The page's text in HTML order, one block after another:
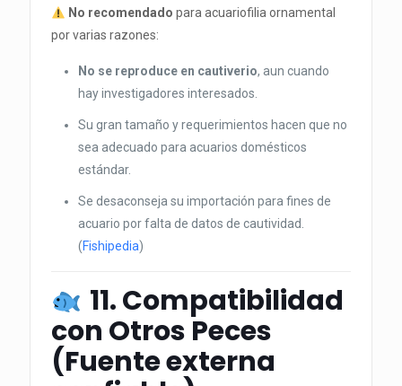
No recomendado para acuariofilia ornamental
por varias razones:
No se reproduce en cautiverio, aun cuando
hay investigadores interesados.
Su gran tamaño y requerimientos hacen que no
sea adecuado para acuarios domésticos
estándar.
Se desaconseja su importación para fines de
acuario por falta de datos de cautividad.
(Fishipedia)
11. Compatibilidad
con Otros Peces
(Fuente externa